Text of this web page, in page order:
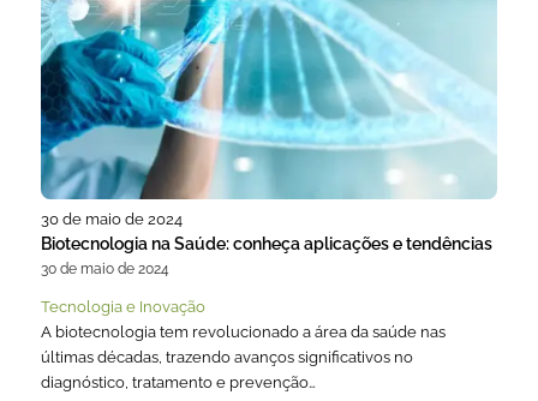
30 de maio de 2024
Biotecnologia na Saúde: conheça aplicações e tendências
30 de maio de 2024
Tecnologia e Inovação
A biotecnologia tem revolucionado a área da saúde nas
últimas décadas, trazendo avanços significativos no
diagnóstico, tratamento e prevenção…